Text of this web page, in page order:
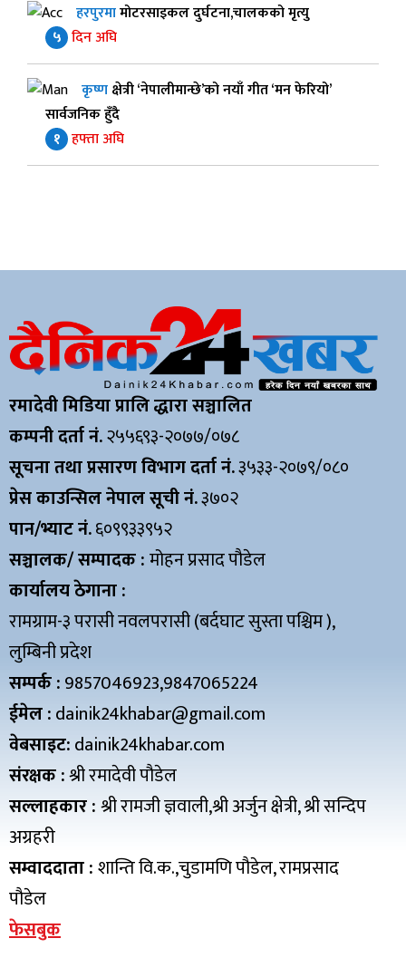
हरपुरमामोटरसाइकल दुर्घटना,चालकको मृत्यु
५ दिन अघि
कृष्णक्षेत्री ‘नेपालीमान्छे’को नयाँ गीत ‘मन फेरियो’
सार्वजनिक हुँदै
१ हफ्ता अघि
रमादेवी मिडिया प्रालि द्धारा सञ्चालित
कम्पनी दर्ता नं.२५५६९३-२०७७/०७८
सूचना तथा प्रसारण विभाग दर्ता नं.३५३३-२०७९/०८०
प्रेस काउन्सिल नेपाल सूची नं.३७०२
पान/भ्याट नं.६०९९३३९५२
सञ्चालक/ सम्पादक :मोहन प्रसाद पौडेल
कार्यालय ठेगाना :
रामग्राम-३ परासी नवलपरासी (बर्दघाट सुस्ता पश्चिम ),
लुम्बिनी प्रदेश
सम्पर्क :9857046923,9847065224
ईमेल :dainik24khabar@gmail.com
वेबसाइट:dainik24khabar.com
संरक्षक :श्री रमादेवी पौडेल
सल्लाहकार :श्री रामजी ज्ञवाली,श्री अर्जुन क्षेत्री, श्री सन्दिप
अग्रहरी
सम्वाददाता :शान्ति वि.क.,चुडामणि पौडेल, रामप्रसाद
पौडेल
फेसबुक